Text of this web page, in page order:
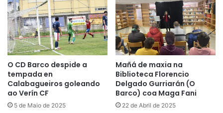
O CD Barco despide a
tempada en
Calabagueiros goleando
ao Verín CF
5 de Maio de 2025
Mañá de maxia na
Biblioteca Florencio
Delgado Gurriarán (O
Barco) coa Maga Fani
22 de Abril de 2025